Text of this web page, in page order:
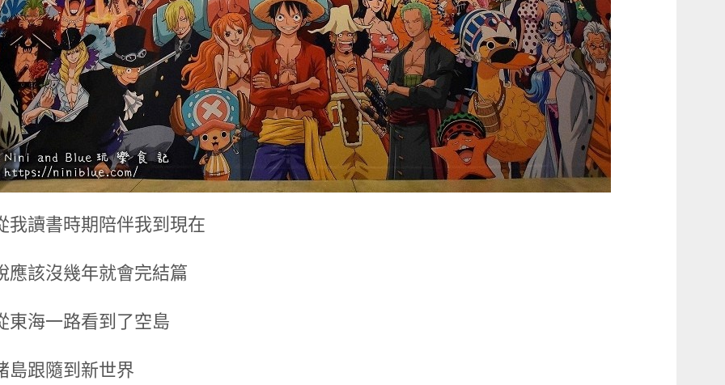
我讀書時期陪伴我到現在
應該沒幾年就會完結篇
東海一路看到了空島
島跟隨到新世界